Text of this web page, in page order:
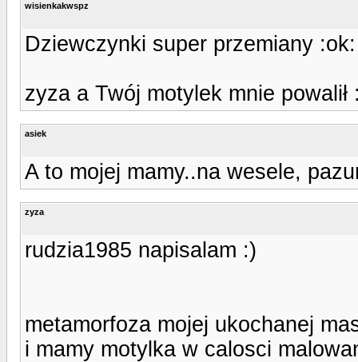
wisienkakwspz
Dziewczynki super przemiany :ok:
zyza a Twój motylek mnie powalił
asiek
A to mojej mamy..na wesele,
zyza
rudzia1985 napisalam :)
metamorfoza mojej ukochanej
i mamy motylka w calosci